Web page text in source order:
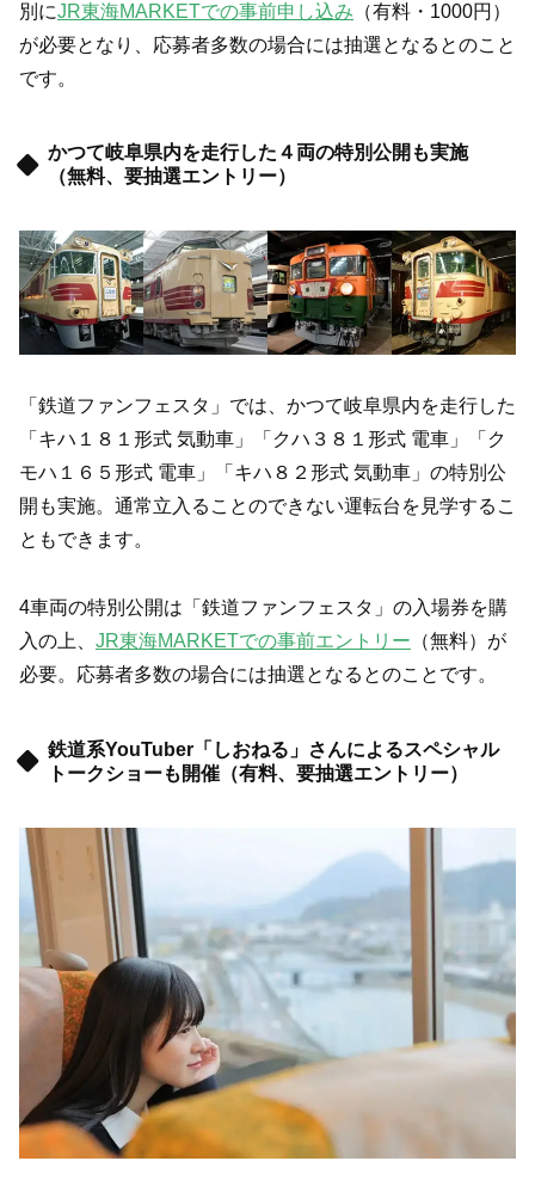
別にJR東海MARKETでの事前申し込み （有料・1000円）
が必要となり、応募者多数の場合には抽選となるとのこと
です。
かつて岐阜県内を走行した４両の特別公開も実施
（無料、要抽選エントリー）
「鉄道ファンフェスタ」では、かつて岐阜県内を走行した
「キハ１８１形式 気動車」「クハ３８１形式 電車」「ク
モハ１６５形式 電車」「キハ８２形式 気動車」の特別公
開も実施。通常立入ることのできない運転台を見学するこ
ともできます。
4車両の特別公開は「鉄道ファンフェスタ」の入場券を購
入の上、 JR東海MARKETでの事前エントリー （無料）が
必要。応募者多数の場合には抽選となるとのことです。
鉄道系YouTuber「しおねる」さんによるスペシャル
トークショーも開催（有料、要抽選エントリー）